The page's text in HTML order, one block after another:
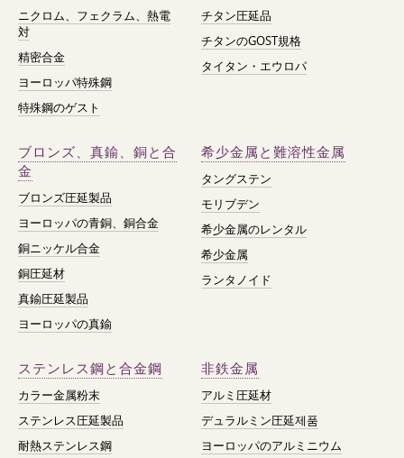
ニクロム、フェクラム、熱電
対
精密合金
ヨーロッパ特殊鋼
特殊鋼のゲスト
チタン圧延品
チタンのGOST規格
タイタン・エウロパ
ブロンズ、真鍮、銅と合
金
ブロンズ圧延製品
ヨーロッパの青銅、銅合金
銅ニッケル合金
銅圧延材
真鍮圧延製品
ヨーロッパの真鍮
希少金属と難溶性金属
タングステン
モリブデン
希少金属のレンタル
希少金属
ランタノイド
ステンレス鋼と合金鋼
カラー金属粉末
ステンレス圧延製品
耐熱ステンレス鋼
非鉄金属
アルミ圧延材
デュラルミン圧延제품
ヨーロッパのアルミニウム